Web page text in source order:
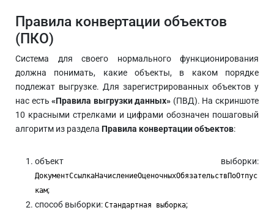
Правила конвертации объектов
(ПКО)
Система для своего нормального функционирования
должна понимать, какие объекты, в каком порядке
подлежат выгрузке. Для зарегистрированных объектов у
нас есть«Правила выгрузки данных» (ПВД). На скриншоте
10 красными стрелками и цифрами обозначен пошаговый
алгоритм из раздела Правила конвертации объектов:
объект выборки:
ДокументСсылкаНачислениеОценочныхОбязательствПоОтпус
кам;
способ выборки: Стандартная выборка;